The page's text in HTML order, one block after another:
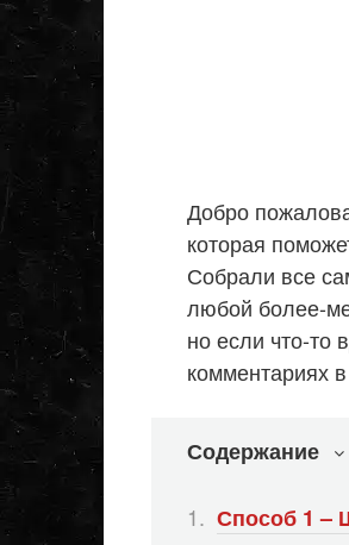
Добро
которая
Собрали все
любой более-
но если что-то
комментариях
Содержание
Способ 1 –